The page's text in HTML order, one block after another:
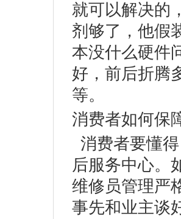
就可以解决的
剂够了，他假
本没什么硬件
好，前后折腾
等。
消费者如何保
消费者要懂
后服务中心。
维修员管理严
事先和业主谈